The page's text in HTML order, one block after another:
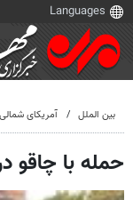
بین الملل آمریکای شمالی
حمله با چاقو در